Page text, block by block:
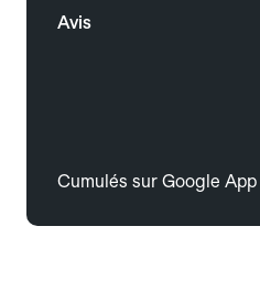
Avis
Cumulés sur Google